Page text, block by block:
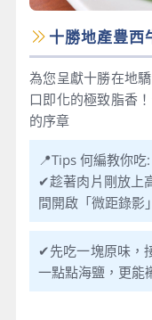
十勝地產豊西
為您呈獻十勝在地
口即化的極致脂香
的序章
📍Tips 何編教你吃:
✔趁著肉片剛放上
間開啟「微距錄影
✔先吃一塊原味，
一點點海鹽，更能